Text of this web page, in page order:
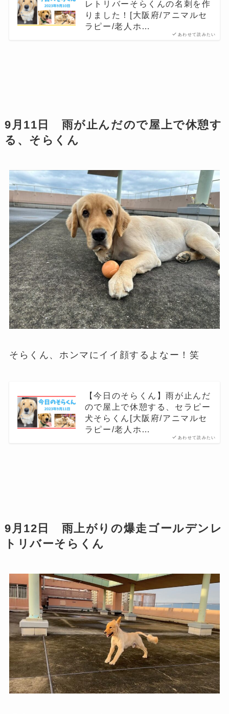
あわせて読みたい
レトリバーそらくんの名刺を作
りました！[大阪府/アニマルセ
ラピー/老人ホ…
9月11日 雨が止んだので屋上で休憩す
る、そらくん
そらくん、ホンマにイイ顔するよなー！笑
あわせて読みたい
【今日のそらくん】雨が止んだ
ので屋上で休憩する、セラピー
犬そらくん[大阪府/アニマルセ
ラピー/老人ホ…
9月12日 雨上がりの爆走ゴールデンレ
トリバーそらくん